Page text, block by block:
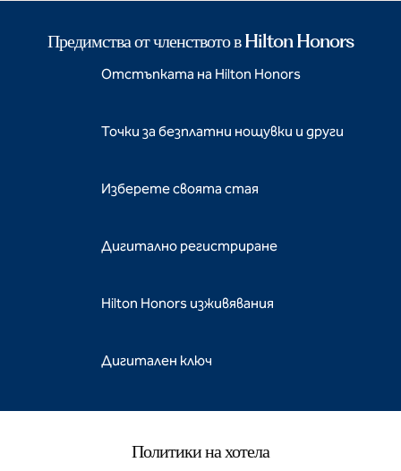
Предимства от членството в Hilton Honors
Отстъпката на Hilton Honors
Точки за безплатни нощувки и други
Изберете своята стая
Дигитално регистриране
Hilton Honors изживявания
Дигитален ключ
Политики на хотела